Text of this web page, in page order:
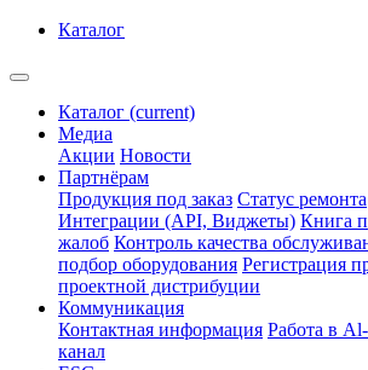
Каталог
Каталог (current)
Медиа
Акции Новости
Партнёрам
Продукция под заказ Статус ремонта
Интеграции (API, Виджеты) Книга
жалоб Контроль качества
подбор оборудования Регистрация
проектной дистрибуции
Коммуникация
Контактная информация Работа в
канал